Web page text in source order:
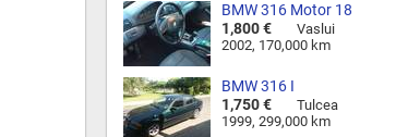
BMW 316 Motor 18
1,800 €
Vaslui
2002, 170,000 km
BMW 316 I
1,750 €
Tulcea
1999, 299,000 km